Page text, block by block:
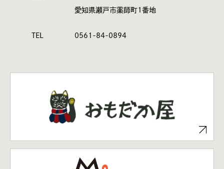
愛知県瀬戸市薬師町1番地
TEL 0561-84-0894